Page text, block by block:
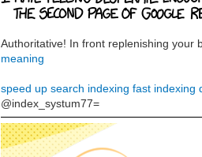
Authoritative! In front replenishing your
meaning
speed up search indexing fast indexing
@index_systum77=